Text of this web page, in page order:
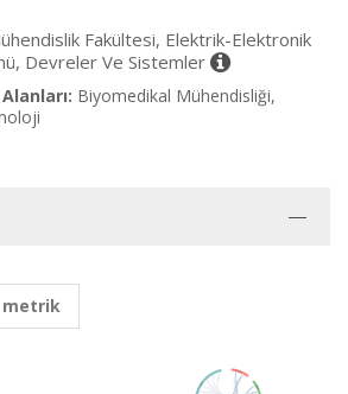
Fakültesi, Elektrik-Elektronik
Devreler Ve Sistemler
Biyomedikal Mühendisliği,
metrik